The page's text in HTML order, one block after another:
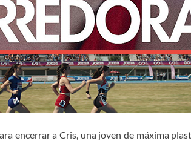
encerrar a Cris, una joven de máxima